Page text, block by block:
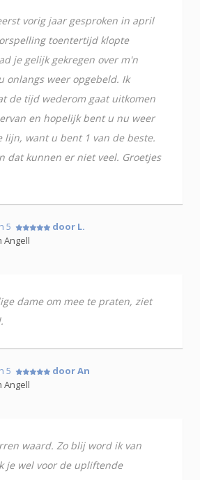
vorig jaar gesproken in april
toentertijd klopte
je gelijk gekregen over m'n
onlangs weer opgebeld. Ik
de tijd wederom gaat uitkomen
en hopelijk bent u nu weer
lijn, want u bent 1 van de beste.
dat kunnen er niet veel. Groetjes
5
door L.
Angell
dame om mee te praten, ziet
5
door An
Angell
waard. Zo blij word ik van
je wel voor de upliftende